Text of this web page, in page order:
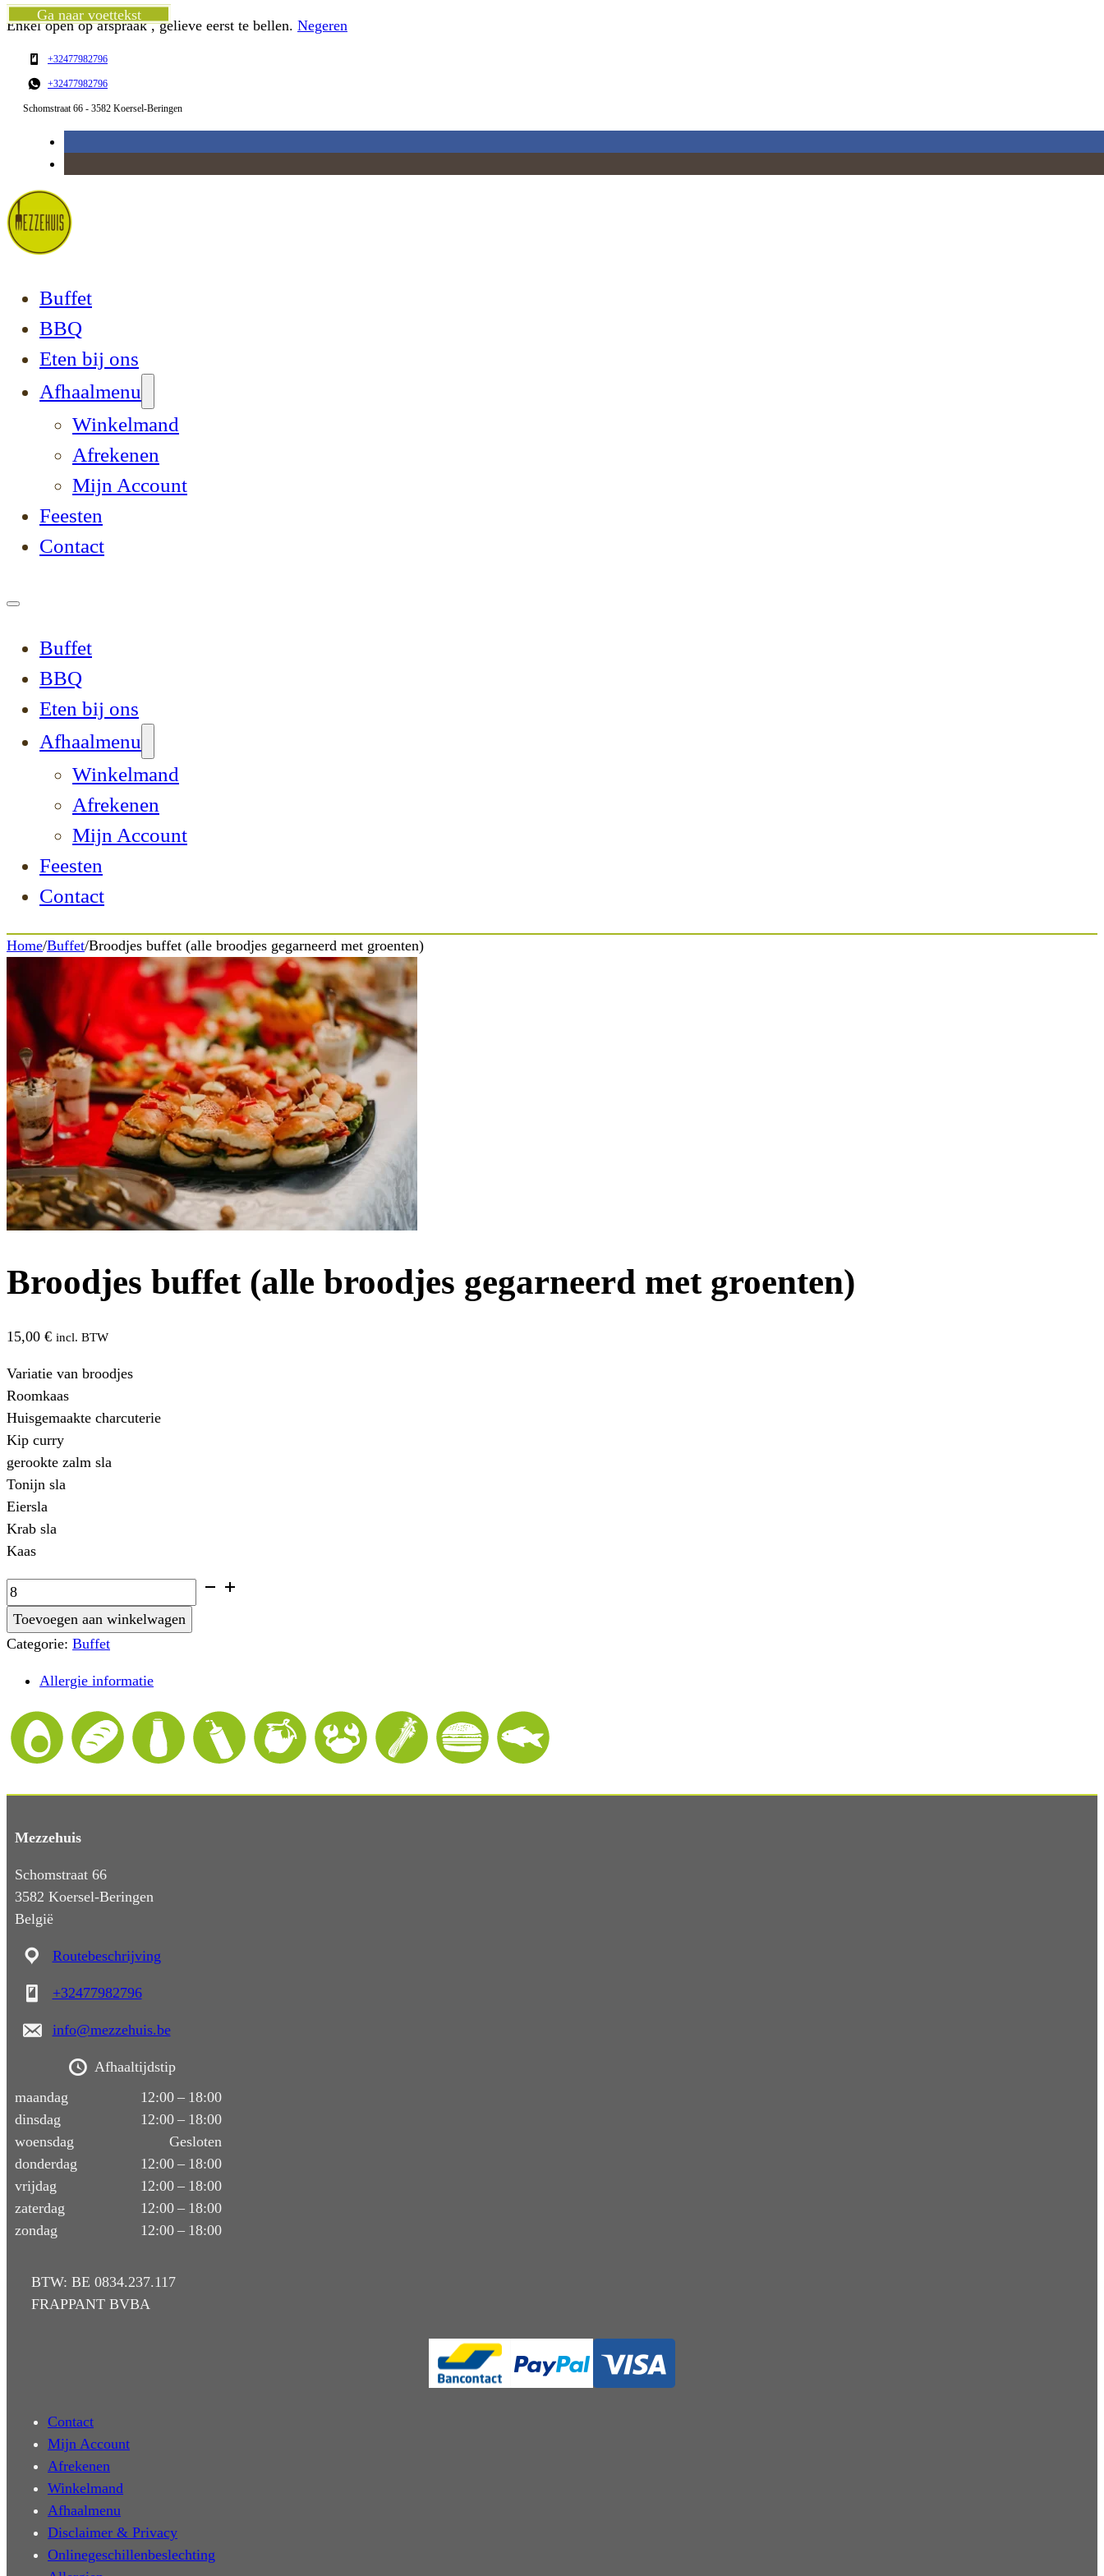
Enkel open op afspraak , gelieve eerst te bellen. Negeren
Ga naar hoofdinhoud
Ga naar voettekst
+32477982796
+32477982796
Schomstraat 66 - 3582 Koersel-Beringen
Buffet
BBQ
Eten bij ons
Afhaalmenu
Winkelmand
Afrekenen
Mijn Account
Feesten
Contact
Buffet
BBQ
Eten bij ons
Afhaalmenu
Winkelmand
Afrekenen
Mijn Account
Feesten
Contact
Home/Buffet/Broodjes buffet (alle broodjes gegarneerd met groenten)
Broodjes buffet (alle broodjes gegarneerd met groenten)
15,00 € incl. BTW
Variatie van broodjes
Roomkaas
Huisgemaakte charcuterie
Kip curry
gerookte zalm sla
Tonijn sla
Eiersla
Krab sla
Kaas
Broodjes
buffet
(alle
broodjes
gegarneerd
groenten)
aantal
Toevoegen aan winkelwagen
Categorie: Buffet
Allergie informatie
Mezzehuis
Schomstraat 66
3582 Koersel-Beringen
België
Routebeschrijving
+32477982796
info@mezzehuis.be
Afhaaltijdstip
maandag
12:00 – 18:00
dinsdag
12:00 – 18:00
woensdag
Gesloten
donderdag
12:00 – 18:00
vrijdag
12:00 – 18:00
zaterdag
12:00 – 18:00
zondag
12:00 – 18:00
BTW: BE 0834.237.117
FRAPPANT BVBA
Contact
Mijn Account
Afrekenen
Winkelmand
Afhaalmenu
Disclaimer & Privacy
Onlinegeschillenbeslechting